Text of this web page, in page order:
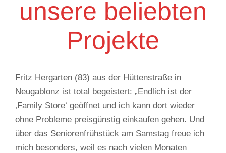
unsere beliebten
Projekte
Fritz Hergarten (83) aus der Hüttenstraße in
Neugablonz ist total begeistert: „Endlich ist der
‚Family Store‘ geöffnet und ich kann dort wieder
ohne Probleme preisgünstig einkaufen gehen. Und
über das Seniorenfrühstück am Samstag freue ich
mich besonders, weil es nach vielen Monaten